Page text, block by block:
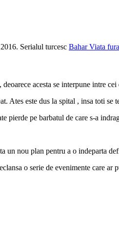
Serialul turcesc Bahar Viata
acesta se interpune intre
Ates este dus la spital , insa toti se
pierde pe barbatul de care s-a
un nou plan pentru a o indeparta
o serie de evenimente care